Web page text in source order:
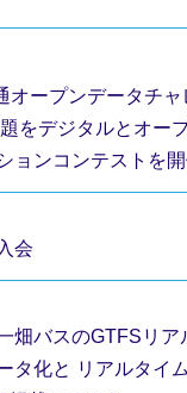
オープンデータチャ
をデジタルとオー
ョンコンテストを開
会
畑バスのGTFSリア
タ化と リアルタイ